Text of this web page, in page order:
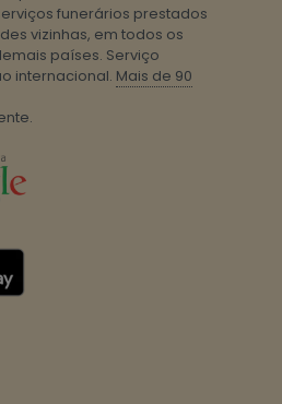
funerários prestados
vizinhas, em todos os
países. Serviço
internacional. Mais de 90